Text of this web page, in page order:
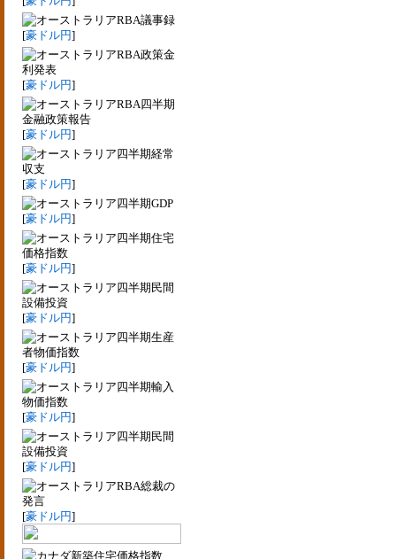
RBA議事録
[豪ドル円]
RBA政策金
利発表
[豪ドル円]
RBA四半期
金融政策報告
[豪ドル円]
四半期経常
収支
[豪ドル円]
四半期GDP
[豪ドル円]
四半期住宅
価格指数
[豪ドル円]
四半期民間
設備投資
[豪ドル円]
四半期生産
者物価指数
[豪ドル円]
四半期輸入
物価指数
[豪ドル円]
四半期民間
設備投資
[豪ドル円]
RBA総裁の
発言
[豪ドル円]
新築住宅価格指数